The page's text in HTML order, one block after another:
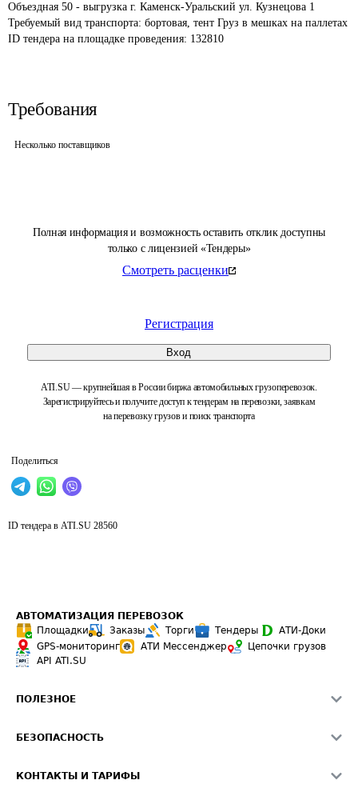
Полная информация и возможность оставить отклик доступны
только с лицензией «Тендеры»
Смотреть расценки
Регистрация
Вход
ATI.SU — крупнейшая в России биржа автомобильных грузоперевозок.
Зарегистрируйтесь и получите доступ к тендерам на перевозки, заявкам
на перевозку грузов и поиск транспорта
Поделиться
Объездная 50 - выгрузка г. Каменск-Уральский ул. Кузнецова 1
Требуемый вид транспорта: бортовая, тент Груз в мешках на паллетах
ID тендера на площадке проведения: 132810
Требования
Несколько поставщиков
ID тендера в ATI.SU 28560
АВТОМАТИЗАЦИЯ ПЕРЕВОЗОК
Площадки
Заказы Торги Тендеры
АТИ-Доки
GPS-мониторинг
АТИ Мессенджер
Цепочки грузов
API ATI.SU
ПОЛЕЗНОЕ
Звезды ATI.SU на вашем сайте
БЕЗОПАСНОСТЬ
КОНТАКТЫ И ТАРИФЫ